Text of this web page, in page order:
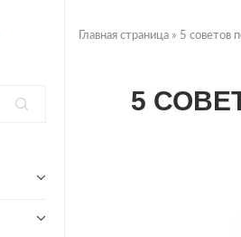
Главная страница » 5 советов
5